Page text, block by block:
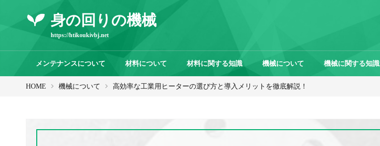
身の回りの機械
https://htikoukivbj.net
メンテナンスについて 材料について 材料に関する知識 機械について 機械に関する知識
HOME 機械について 高効率な工業用ヒーターの選び方と導入メリットを徹底解説！